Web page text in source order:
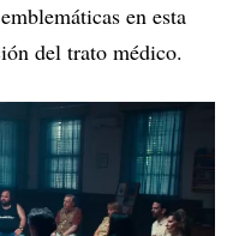
en esta
del trato médico.